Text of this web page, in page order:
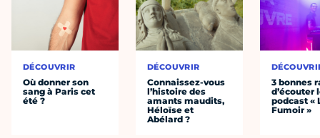
DÉCOUVRIR
Où donner son
sang à Paris cet
été ?
DÉCOUVRIR
Connaissez-vous
l’histoire des
amants maudits,
Héloïse et
Abélard ?
3 bonnes
d’écouter
podcast «
Fumoir »